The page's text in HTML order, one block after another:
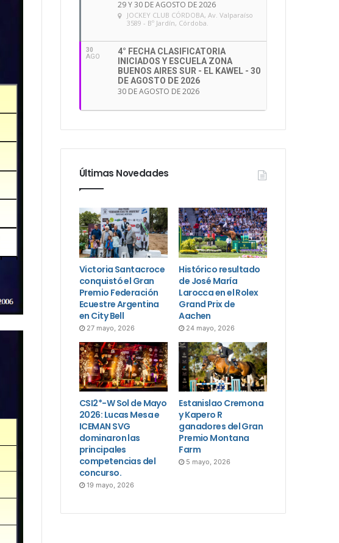
29 Y 30 DE AGOSTO DE 2026
JOCKEY CLUB CÓRDOBA, Av. Valparaíso
3589 - Bº Jardín, Córdoba.
30
AGO
4° FECHA CLASIFICATORIA
INICIADOS Y ESCUELA ZONA
BUENOS AIRES SUR - EL KAWEL - 30
DE AGOSTO DE 2026
30 DE AGOSTO DE 2026
Últimas Novedades
Victoria Santacroce
conquistó el Gran
Premio Federación
Ecuestre Argentina
en City Bell
27 mayo, 2026
Histórico resultado
de José María
Larocca en el Rolex
Grand Prix de
Aachen
24 mayo, 2026
CSI2*-W Sol de Mayo
2026: Lucas Mesa e
ICEMAN SVG
dominaron las
principales
competencias del
concurso.
19 mayo, 2026
Estanislao Cremona
y Kapero R
ganadores del Gran
Premio Montana
Farm
5 mayo, 2026